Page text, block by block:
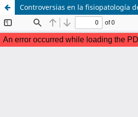
Controversias en la fisiopatología